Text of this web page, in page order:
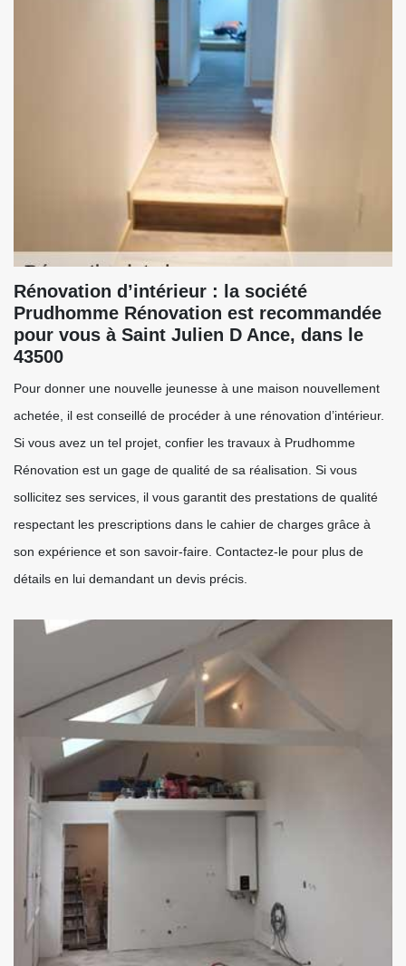
Rénovation d’intérieur : la société
Prudhomme Rénovation est recommandée
pour vous à Saint Julien D Ance, dans le
43500
Pour donner une nouvelle jeunesse à une maison nouvellement
achetée, il est conseillé de procéder à une rénovation d’intérieur.
Si vous avez un tel projet, confier les travaux à Prudhomme
Rénovation est un gage de qualité de sa réalisation. Si vous
sollicitez ses services, il vous garantit des prestations de qualité
respectant les prescriptions dans le cahier de charges grâce à
son expérience et son savoir-faire. Contactez-le pour plus de
détails en lui demandant un devis précis.